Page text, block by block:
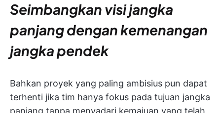
Seimbangkan visi jangka
panjang dengan kemenangan
jangka pendek
Bahkan proyek yang paling ambisius pun dapat
terhenti jika tim hanya fokus pada tujuan jangka
panjang tanpa menyadari kemajuan yang telah